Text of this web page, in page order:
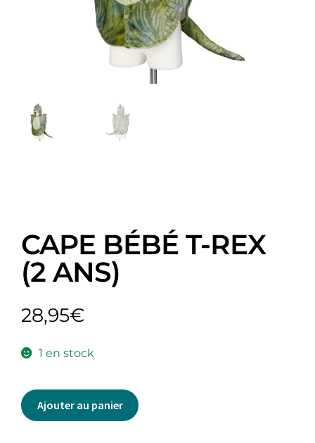
CAPE BÉBÉ T-REX
(2 ANS)
28,95€
1 en stock
Ajouter au panier